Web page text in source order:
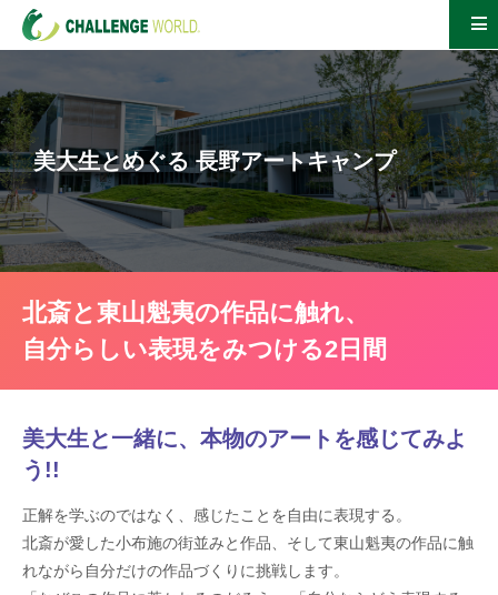
美大生とめぐる 長野アートキャンプ
北斎と東山魁夷の作品に触れ、
自分らしい表現をみつける2日間
美大生と一緒に、本物のアートを感じてみよ
う!!
正解を学ぶのではなく、感じたことを自由に表現する。
北斎が愛した小布施の街並みと作品、そして東山魁夷の作品に触
れながら自分だけの作品づくりに挑戦します。